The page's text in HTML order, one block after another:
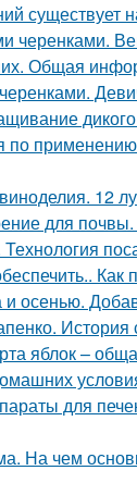
черенками.
Общая
по
12
для
Как
и осенью.
История
яблок –
для
На чем